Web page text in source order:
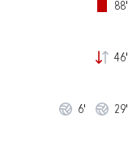
88'
46'
6' 29'